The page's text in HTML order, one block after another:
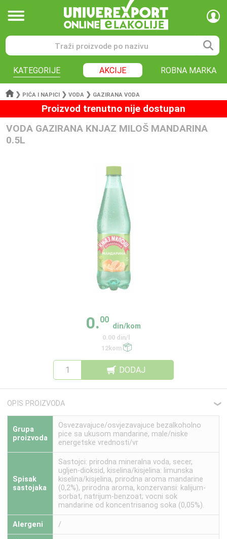
KATEGORIJE AKCIJE ROBNA MARKA
❯ PIĆA I NAPICI ❯ VODA ❯ GAZIRANA VODA
Proizvod trenutno nije dostupan
VODA GAZIRANA KNJAZ MILOŠ MANDARINA
0.5L
0.00
din/kom
0.00 din/l
12kom
DODAJ
OPIS PROIZVODA ❮
Grupa
proizvoda
Osvezavajuce/osvjezavajuce bezalkoholno
pice sa ukusom mandarine, male/niske
energetske vrednosti/vr
Spisak
sastojaka
Sastojci: prirodna mineralna voda, secer,
ugljen-dioksid, kiselina/kisjelina: limunska
kiselina/kisjelina, prirodna aroma mandarine
(0,2%), prirodna aroma, konzervansi: kalijum-
sorbat, natrijum-benzoat; vocni sok
mandarine od koncentrisanog soka (0,05%).
Alergeni /